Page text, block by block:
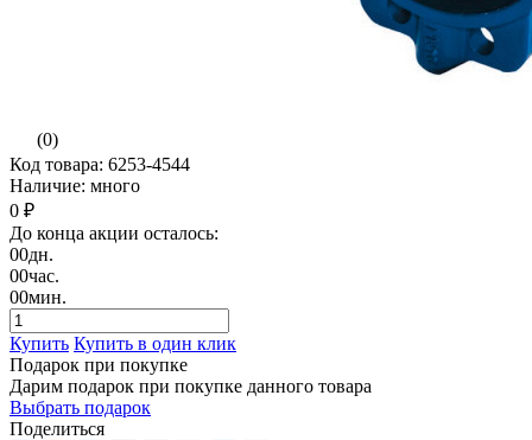
(0)
Код товара: 6253-4544
Наличие: много
0 ₽
До конца акции осталось:
00дн.
00час.
00мин.
Купить Купить в один клик
Подарок при покупке
Дарим подарок при покупке данного товара
Выбрать подарок
Поделиться